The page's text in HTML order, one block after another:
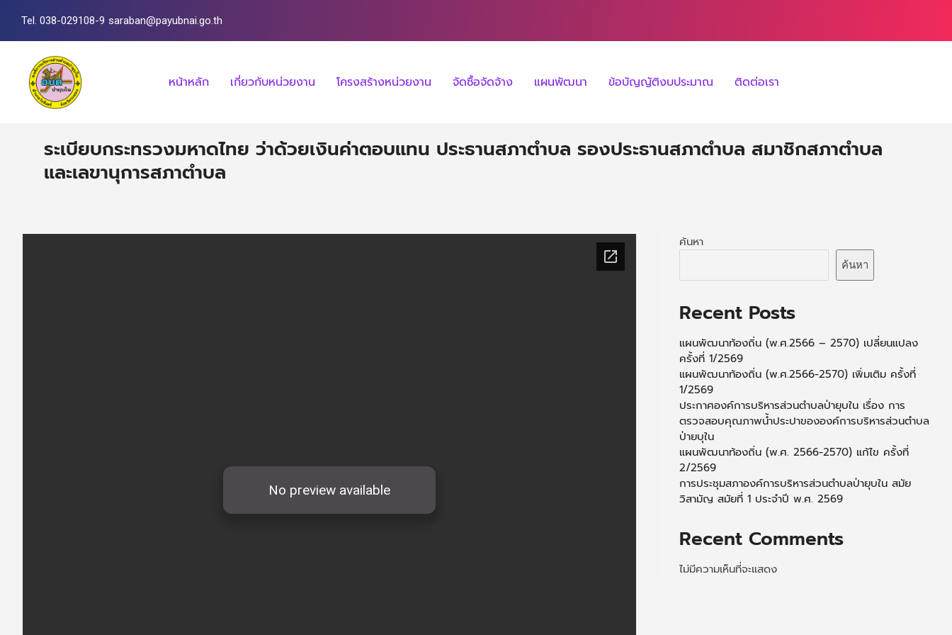
Tel. 038-029108-9 saraban@payubnai.go.th
หน้าหลัก เกี่ยวกับหน่วยงาน โครงสร้างหน่วยงาน จัดซื้อจัดจ้าง แผนพัฒนา ข้อบัญญัติงบประมาณ ติดต่อเรา
ระเบียบกระทรวงมหาดไทย ว่าด้วยเงินค่าตอบแทน ประธานสภาตําบล รองประธานสภาตําบล สมาชิกสภาตําบล
และเลขานุการสภาตําบล
ค้นหา
ค้นหา
Recent Posts
แผนพัฒนาท้องถิ่น (พ.ศ.2566 – 2570) เปลี่ยนแปลง
ครั้งที่ 1/2569
แผนพัฒนาท้องถิ่น (พ.ศ.2566-2570) เพิ่มเติม ครั้งที่
1/2569
ประกาศองค์การบริหารส่วนตำบลป่ายุบใน เรื่อง การ
ตรวจสอบคุณภาพน้ำประปาขององค์การบริหารส่วนตำบล
ป่ายบุใน
แผนพัฒนาท้องถิ่น (พ.ศ. 2566-2570) แก้ไข ครั้งที่
2/2569
การประชุมสภาองค์การบริหารส่วนตำบลป่ายุบใน สมัย
วิสามัญ สมัยที่ 1 ประจำปี พ.ศ. 2569
Recent Comments
ไม่มีความเห็นที่จะแสดง